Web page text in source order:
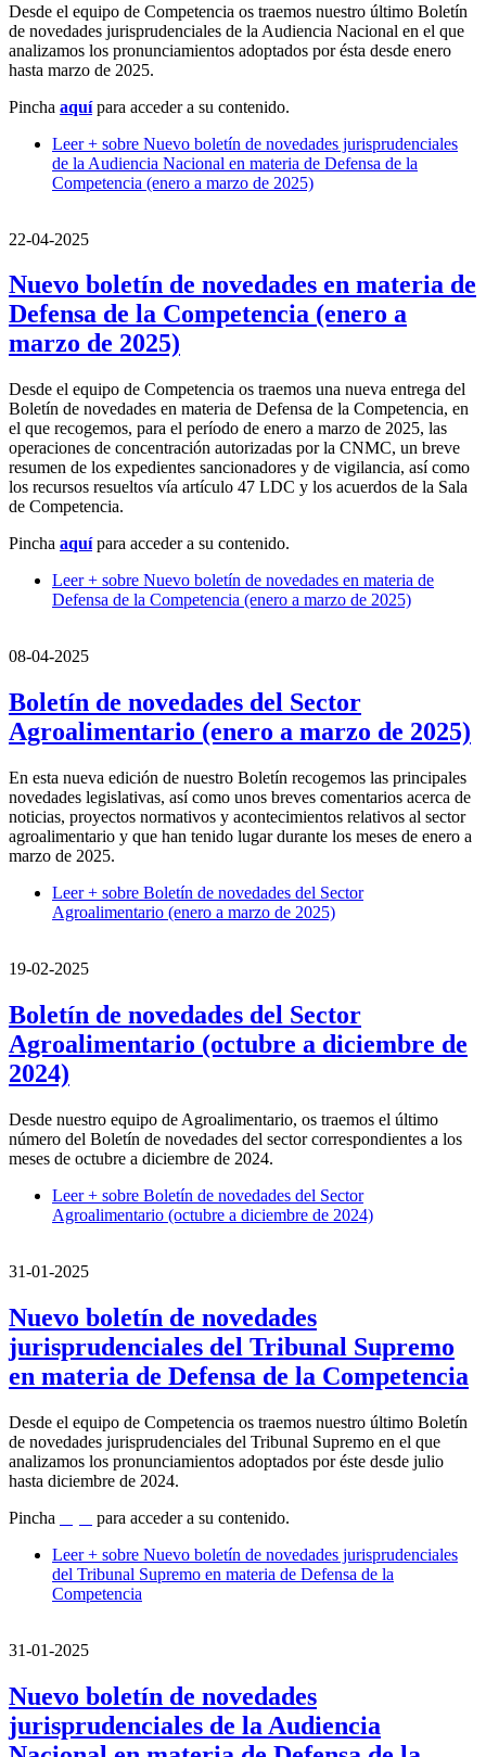
Desde el equipo de Competencia os traemos nuestro último Boletín
de novedades jurisprudenciales de la Audiencia Nacional en el que
analizamos los pronunciamientos adoptados por ésta desde enero
hasta marzo de 2025.
Pincha aquípara acceder a su contenido.
Leer + sobre Nuevo boletín de novedades jurisprudenciales
de la Audiencia Nacional en materia de Defensa de la
Competencia (enero a marzo de 2025)
22-04-2025
Nuevo boletín de novedades en materia de
Defensa de la Competencia (enero a
marzo de 2025)
Desde el equipo de Competencia os traemos una nueva entrega del
Boletín de novedades en materia de Defensa de la Competencia, en
el que recogemos, para el período de enero a marzo de 2025, las
operaciones de concentración autorizadas por la CNMC, un breve
resumen de los expedientes sancionadores y de vigilancia, así como
los recursos resueltos vía artículo 47 LDC y los acuerdos de la Sala
de Competencia.
Pincha aquípara acceder a su contenido.
Leer + sobre Nuevo boletín de novedades en materia de
Defensa de la Competencia (enero a marzo de 2025)
08-04-2025
Boletín de novedades del Sector
Agroalimentario (enero a marzo de 2025)
En esta nueva edición de nuestro Boletín recogemos las principales
novedades legislativas, así como unos breves comentarios acerca de
noticias, proyectos normativos y acontecimientos relativos al sector
agroalimentario y que han tenido lugar durante los meses de enero a
marzo de 2025.
Leer + sobre Boletín de novedades del Sector
Agroalimentario (enero a marzo de 2025)
19-02-2025
Boletín de novedades del Sector
Agroalimentario (octubre a diciembre de
2024)
Desde nuestro equipo de Agroalimentario, os traemos el último
número del Boletín de novedades del sector correspondientes a los
meses de octubre a diciembre de 2024.
Leer + sobre Boletín de novedades del Sector
Agroalimentario (octubre a diciembre de 2024)
31-01-2025
Nuevo boletín de novedades
jurisprudenciales del Tribunal Supremo
en materia de Defensa de la Competencia
Desde el equipo de Competencia os traemos nuestro último Boletín
de novedades jurisprudenciales del Tribunal Supremo en el que
analizamos los pronunciamientos adoptados por éste desde julio
hasta diciembre de 2024.
Pincha
para acceder a su contenido.
Leer + sobre Nuevo boletín de novedades jurisprudenciales
del Tribunal Supremo en materia de Defensa de la
Competencia
31-01-2025
Nuevo boletín de novedades
jurisprudenciales de la Audiencia